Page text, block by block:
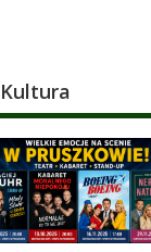
Kultura